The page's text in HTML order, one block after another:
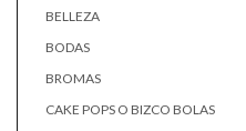
BELLEZA
BODAS
BROMAS
CAKE POPS O BIZCO BOLAS